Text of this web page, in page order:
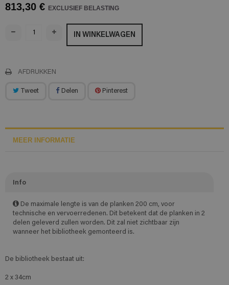
813,30 € EXCLUSIEF BELASTING
IN WINKELWAGEN
AFDRUKKEN
Tweet Delen Pinterest
MEER INFORMATIE
Info
De maximale lengte is van de planken 200 cm, voor
technische en vervoerredenen. Dit betekent dat de planken in 2
delen geleverd zullen worden. Dit zal niet zichtbaar zijn
wanneer het bibliotheek gemonteerd is.
De bibliotheek bestaat uit:
2 x 34cm